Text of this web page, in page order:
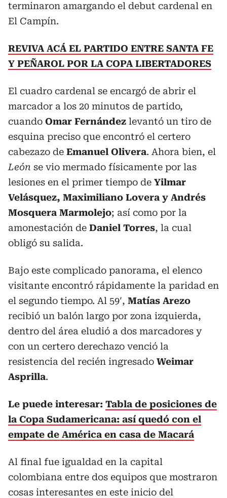
terminaron amargando el debut cardenal en
El Campín.
REVIVA ACÁ EL PARTIDO ENTRE SANTA FE
Y PEÑAROL POR LA COPA LIBERTADORES
El cuadro cardenal se encargó de abrir el
marcador a los 20 minutos de partido,
cuando Omar Fernández levantó un tiro de
esquina preciso que encontró el certero
cabezazo de Emanuel Olivera. Ahora bien, el
León se vio mermado físicamente por las
lesiones en el primer tiempo de Yilmar
Velásquez, Maximiliano Lovera y Andrés
Mosquera Marmolejo; así como por la
amonestación de Daniel Torres, la cual
obligó su salida.
Bajo este complicado panorama, el elenco
visitante encontró rápidamente la paridad en
el segundo tiempo. Al 59′, Matías Arezo
recibió un balón largo por zona izquierda,
dentro del área eludió a dos marcadores y
con un certero derechazo venció la
resistencia del recién ingresado Weimar
Asprilla.
Le puede interesar: Tabla de posiciones de
la Copa Sudamericana: así quedó con el
empate de América en casa de Macará
Al final fue igualdad en la capital
colombiana entre dos equipos que mostraron
cosas interesantes en este inicio del